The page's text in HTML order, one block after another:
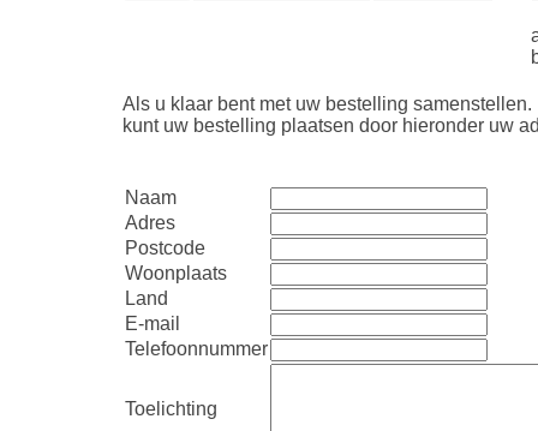
Als u klaar bent met uw bestelling samenstellen.
kunt uw bestelling plaatsen door hieronder uw
Naam
Adres
Postcode
Woonplaats
Land
E-mail
Telefoonnummer
Toelichting